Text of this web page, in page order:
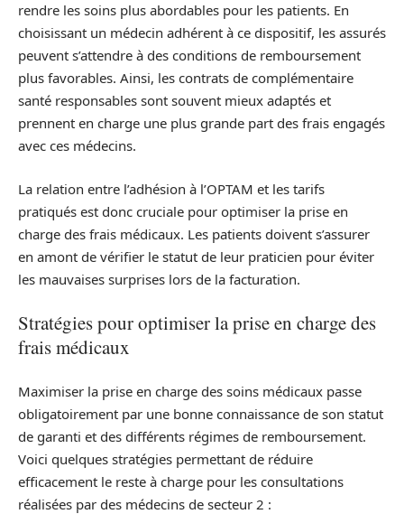
rendre les soins plus abordables pour les patients. En
choisissant un médecin adhérent à ce dispositif, les assurés
peuvent s’attendre à des conditions de remboursement
plus favorables. Ainsi, les contrats de complémentaire
santé responsables sont souvent mieux adaptés et
prennent en charge une plus grande part des frais engagés
avec ces médecins.
La relation entre l’adhésion à l’OPTAM et les tarifs
pratiqués est donc cruciale pour optimiser la prise en
charge des frais médicaux. Les patients doivent s’assurer
en amont de vérifier le statut de leur praticien pour éviter
les mauvaises surprises lors de la facturation.
Stratégies pour optimiser la prise en charge des
frais médicaux
Maximiser la prise en charge des soins médicaux passe
obligatoirement par une bonne connaissance de son statut
de garanti et des différents régimes de remboursement.
Voici quelques stratégies permettant de réduire
efficacement le reste à charge pour les consultations
réalisées par des médecins de secteur 2 :